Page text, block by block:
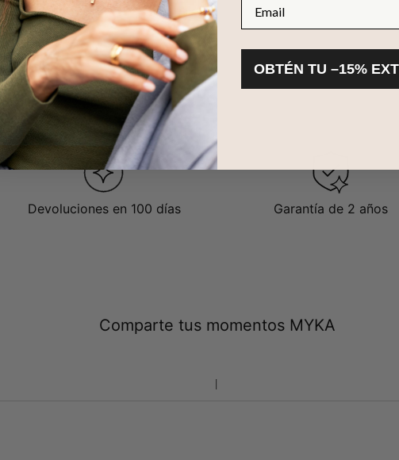
Devoluciones en 100 días Garantía de 2 años
Comparte tus momentos MYKA
OBTÉN TU –15%